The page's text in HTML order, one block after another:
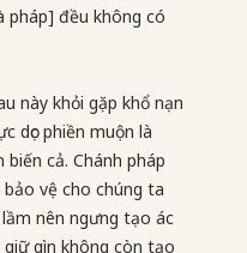
pháp] đều không có
này khỏi gặp khổ nạn
dọc phiền muộn là
cả. Chánh pháp
vệ cho chúng ta
nên ngưng tạo ác
gìn không còn tạo